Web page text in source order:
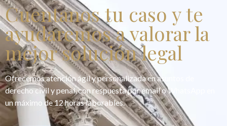
Cuentanos tu caso y te
ayudaremos a valorar la
mejor solución legal
Ofrecemos atención ágil y personalizada en asuntos de
derecho civil y penal, con respuesta por email o WhatsApp en
un máximo de 12 horas laborables.